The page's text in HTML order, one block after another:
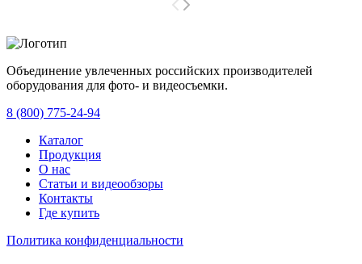
Объединение увлеченных российских производителей
оборудования для фото- и видеосъемки.
8 (800) 775-24-94
Каталог
Продукция
О нас
Статьи и видеообзоры
Контакты
Где купить
Политика конфиденциальности